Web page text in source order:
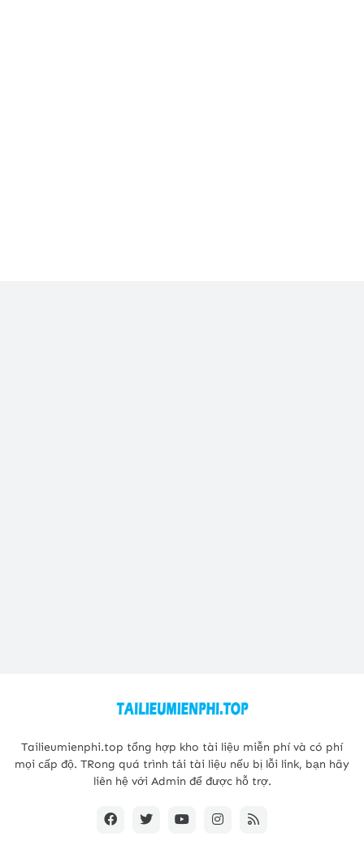
Tailieumienphi.top tổng hợp kho tài liệu miễn phí và có phí
mọi cấp độ. TRong quá trình tải tài liệu nếu bị lỗi link, bạn hãy
liên hệ với Admin để được hỗ trợ.